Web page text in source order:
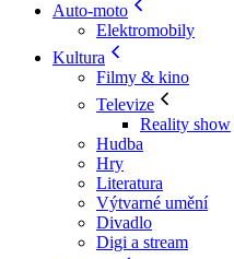
Auto-moto
Elektromobily
Kultura
Filmy & kino
Televize
Reality show
Hudba
Hry
Literatura
Výtvarné umění
Divadlo
Digi a stream